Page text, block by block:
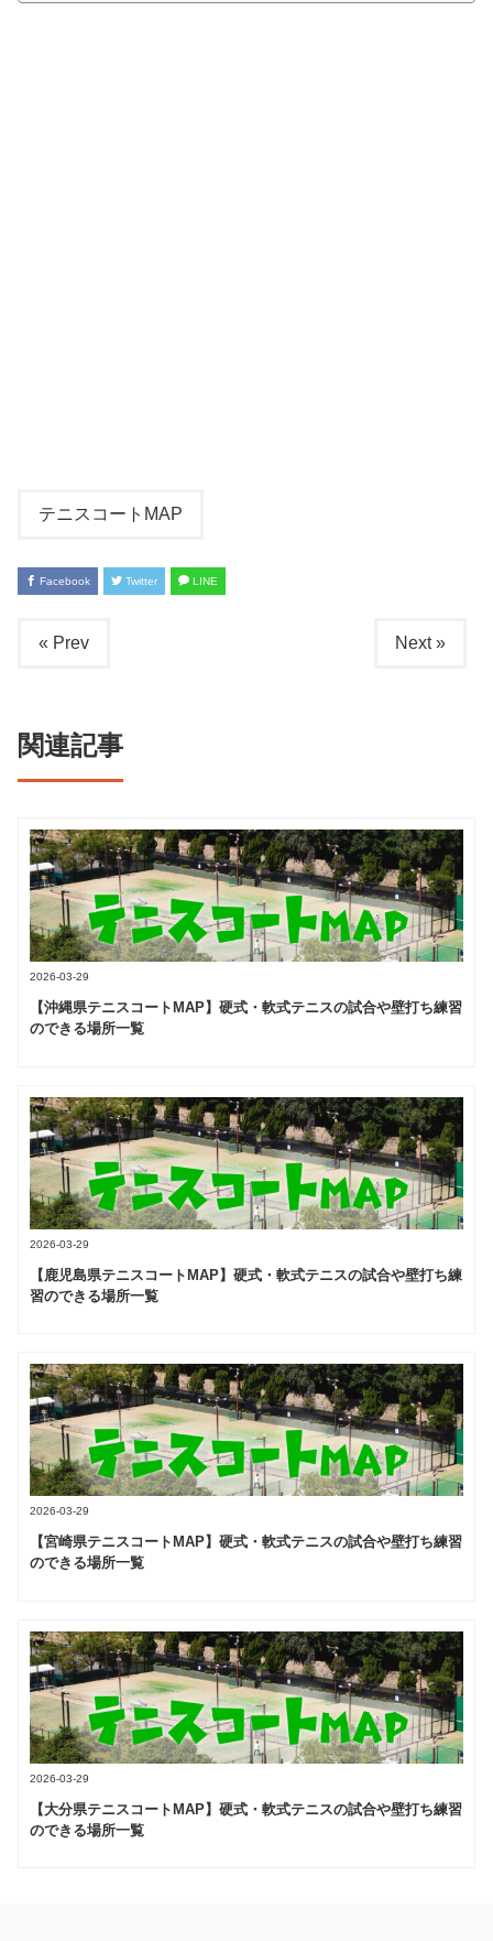
テニスコートMAP
Facebook Twitter LINE
« Prev Next »
関連記事
2026-03-29
【沖縄県テニスコートMAP】硬式・軟式テニスの試合や壁打ち練習
のできる場所一覧
2026-03-29
【鹿児島県テニスコートMAP】硬式・軟式テニスの試合や壁打ち練
習のできる場所一覧
2026-03-29
【宮崎県テニスコートMAP】硬式・軟式テニスの試合や壁打ち練習
のできる場所一覧
2026-03-29
【大分県テニスコートMAP】硬式・軟式テニスの試合や壁打ち練習
のできる場所一覧